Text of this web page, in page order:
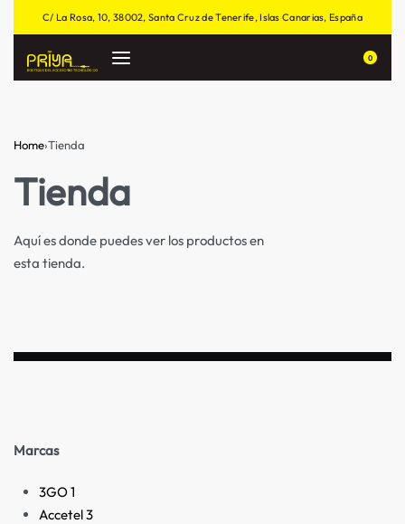
C/ La Rosa, 10, 38002, Santa Cruz de Tenerife, Islas Canarias, España
0
Home›Tienda
Tienda
Aquí es donde puedes ver los productos en
esta tienda.
Marcas
3GO1
Accetel3